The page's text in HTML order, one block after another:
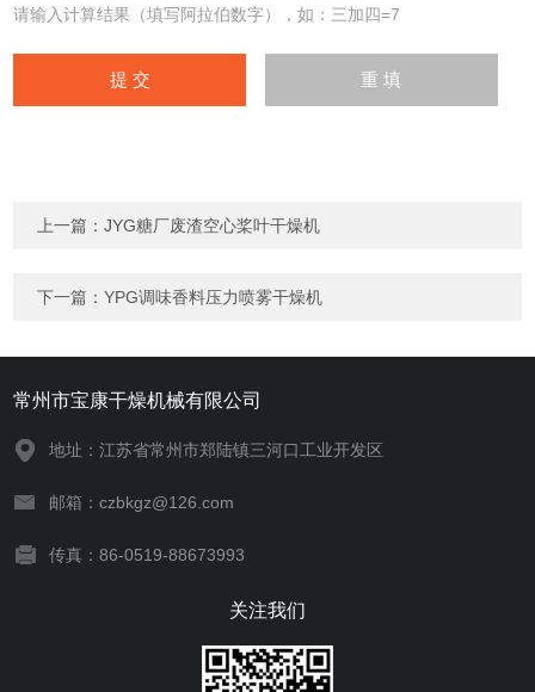
请输入计算结果（填写阿拉伯数字），如：三加四=7
上一篇：JYG糖厂废渣空心桨叶干燥机
下一篇：YPG调味香料压力喷雾干燥机
常州市宝康干燥机械有限公司
地址：江苏省常州市郑陆镇三河口工业开发区
邮箱：czbkgz@126.com
传真：86-0519-88673993
关注我们